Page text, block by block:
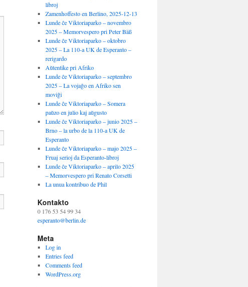
libroj
Zamenhoffesto en Berlino, 2025-12-13
Lunde ĉe Viktoriaparko – novembro
2025 – Memorvespero pri Peter Bäß
Lunde ĉe Viktoriaparko – oktobro
2025 – La 110-a UK de Esperanto –
rerigardo
Aŭtentike pri Afriko
Lunde ĉe Viktoriaparko – septembro
2025 – La vojaĝo en Afriko sen
moviĝi
Lunde ĉe Viktoriaparko – Somera
paŭzo en julio kaj aŭgusto
Lunde ĉe Viktoriaparko – junio 2025 –
Brno – la urbo de la 110-a UK de
Esperanto
Lunde ĉe Viktoriaparko – majo 2025 –
Fruaj serioj da Esperanto-libroj
Lunde ĉe Viktoriaparko – aprilo 2025
– Memorvespero pri Renato Corsetti
La unua kontribuo de Phil
Kontakto
0 176 53 54 99 34
esperanto@berlin.de
Meta
Log in
Entries feed
Comments feed
WordPress.org